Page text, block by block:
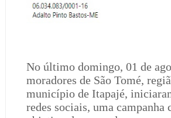
No último domingo, 01 de
moradores de São Tomé,
município de Itapajé,
redes sociais, uma campanha